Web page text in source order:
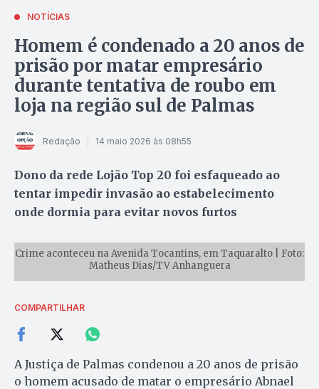
NOTÍCIAS
Homem é condenado a 20 anos de
prisão por matar empresário
durante tentativa de roubo em
loja na região sul de Palmas
Redação 14 maio 2026 às 08h55
Dono da rede Lojão Top 20 foi esfaqueado ao
tentar impedir invasão ao estabelecimento
onde dormia para evitar novos furtos
Crime aconteceu na Avenida Tocantins, em Taquaralto | Foto:
Matheus Dias/TV Anhanguera
COMPARTILHAR
A Justiça de Palmas condenou a 20 anos de prisão
o homem acusado de matar o empresário Abnael